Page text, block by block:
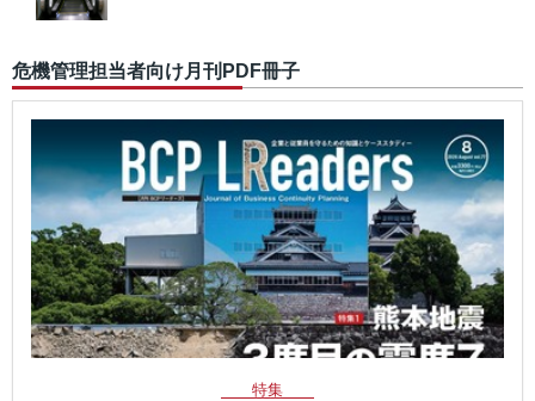
危機管理担当者向け月刊PDF冊子
特集